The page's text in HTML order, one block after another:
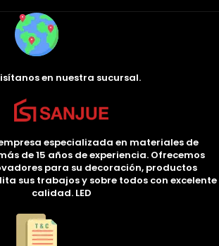
en nuestra sucursal.
empresa especializada en materiales de
de 15 años de experiencia. Ofrecemos
para su decoración, productos
sus trabajos y sobre todos con excelente
calidad. LED